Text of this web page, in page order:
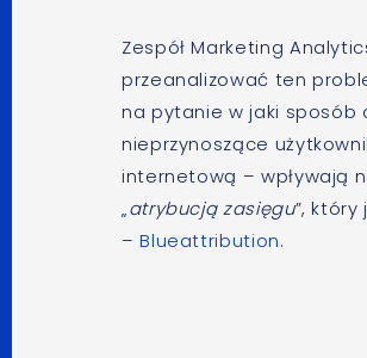
Zespół Marketing
przeanalizować ten
na pytanie w jaki sposób
nieprzynoszące
internetową – wpływają
„atrybucją zasięgu”,
–Blueattribution.